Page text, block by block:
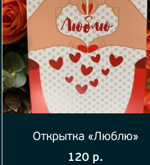
Открытка «Люблю»
120 р.